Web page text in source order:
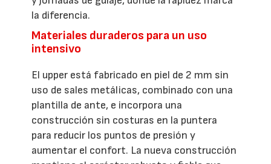
la diferencia.
Materiales duraderos para un uso
intensivo
El upper está fabricado en piel de 2 mm sin
uso de sales metálicas, combinado con una
plantilla de ante, e incorpora una
construcción sin costuras en la puntera
para reducir los puntos de presión y
aumentar el confort. La nueva construcción